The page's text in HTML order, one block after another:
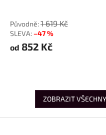
1 619 Kč
–47 %
od 852 Kč
ZOBRAZIT